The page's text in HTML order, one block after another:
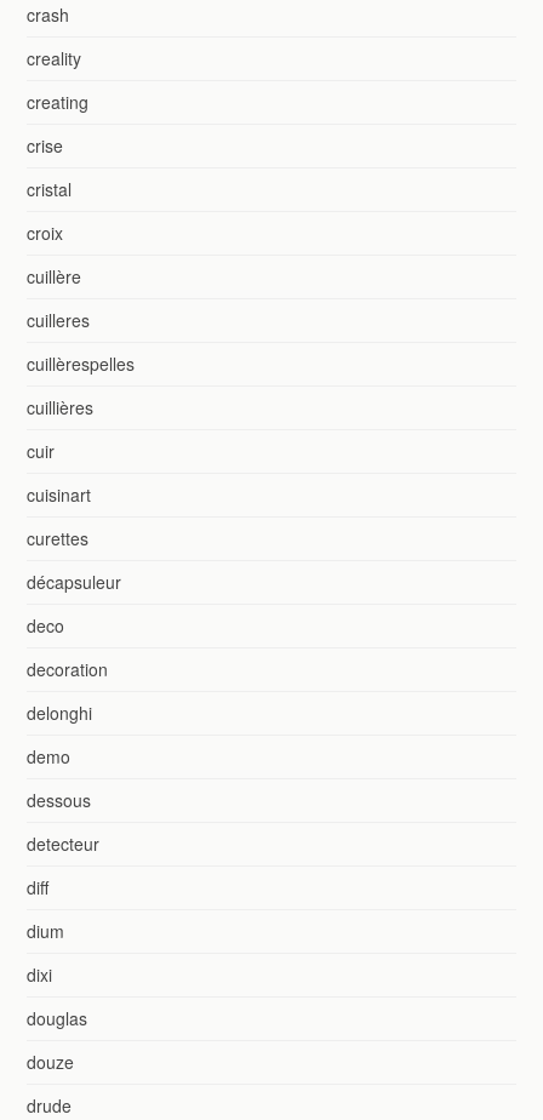
crash
creality
creating
crise
cristal
croix
cuillère
cuilleres
cuillèrespelles
cuillières
cuir
cuisinart
curettes
décapsuleur
deco
decoration
delonghi
demo
dessous
detecteur
diff
dium
dixi
douglas
douze
drude